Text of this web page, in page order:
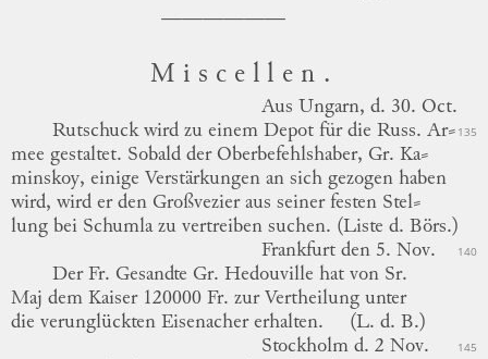
Miscellen.
AusUngarn, d. 30. Oct.
135
Rutschuck wird zu einem Depot für die Russ.Ar⸗
mee gestaltet. Sobald der Oberbefehlshaber, Gr. Ka⸗
minskoy, einige Verstärkungen an sich gezogen haben
wird, wird er den Großvezieraus seiner festen Stel⸗
lung bei Schumlazu vertreiben suchen. (Liste d. Börs.)
140
Frankfurt den 5. Nov.
Der Fr. Gesandte Gr. Hedouville hat von Sr.
Maj dem Kaiser 120000 Fr. zur Vertheilung unter
die verunglückten Eisenachererhalten.
(L. d. B.)
Stockholm d. 2 Nov. 145